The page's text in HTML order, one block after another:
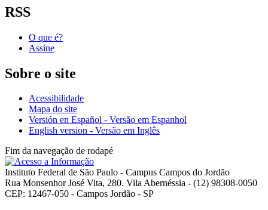
RSS
O que é?
Assine
Sobre o site
Acessibilidade
Mapa do site
Versión en Español - Versão em Espanhol
English version - Versão em Inglês
Fim da navegação de rodapé
Instituto Federal de São Paulo - Campus Campos do Jordão
Rua Monsenhor José Vita, 280. Vila Abernéssia - (12) 98308-0050
CEP: 12467-050 - Campos Jordão - SP